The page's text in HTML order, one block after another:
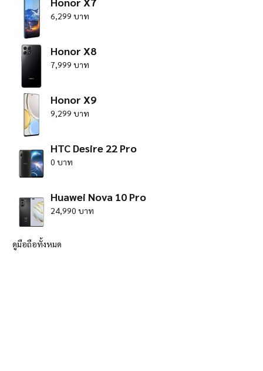
6,299 บาท
Honor X8
7,999 บาท
Honor X9
9,299 บาท
HTC Desire 22 Pro
0 บาท
Huawei Nova 10 Pro
24,990 บาท
ดูมือถือทั้งหมด